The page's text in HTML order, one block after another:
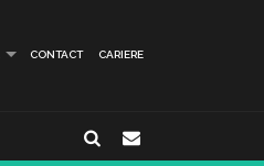
CONTACT CARIERE